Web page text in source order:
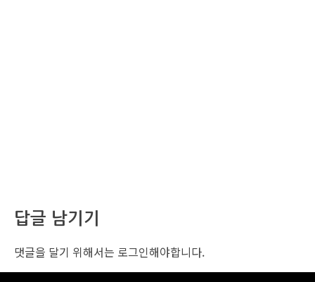
답글 남기기
댓글을 달기 위해서는 로그인해야합니다.